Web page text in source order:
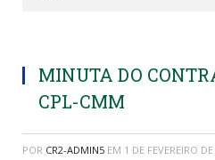
MINUTA DO
CPL-CMM
POR CR2-ADMIN5 EM 1 DE FEVEREIRO